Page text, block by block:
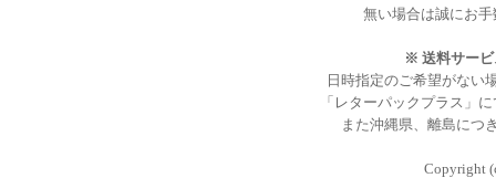
無い場合は誠にお
※ 送料サービ
日時指定のご希望がない
「レターパックプラス」
また沖縄県、離島につ
Copyright